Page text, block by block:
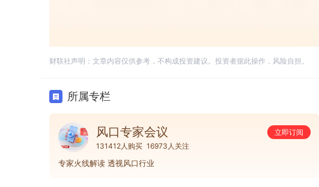
财联社声明：文章内容仅供参考，不构成投资建议。投资者据此操作，风险自担。
所属专栏
风口专家会议
立即订阅
131412人购买 16973人关注
专家火线解读 透视风口行业